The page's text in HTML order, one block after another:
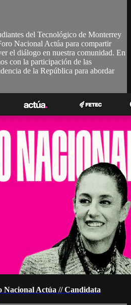
del Tecnológico de Monterrey
Nacional Actúa para compartir
el diálogo en nuestra comunidad. En
con la participación de las
de la República para abordar
Actúa // Candidata